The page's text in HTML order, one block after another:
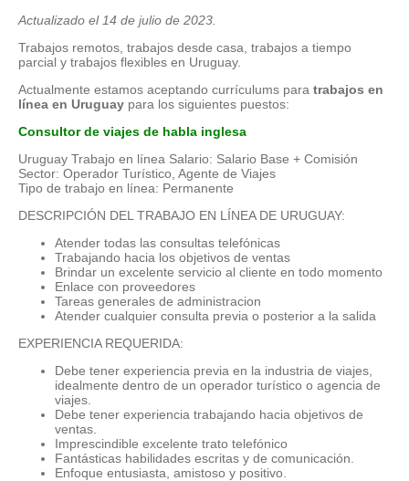
Actualizado el 14 de julio de 2023.
Trabajos remotos, trabajos desde casa, trabajos a tiempo
parcial y trabajos flexibles en Uruguay.
Actualmente estamos aceptando currículums para trabajos en
línea en Uruguay para los siguientes puestos:
Consultor de viajes de habla inglesa
Uruguay Trabajo en línea Salario: Salario Base + Comisión
Sector: Operador Turístico, Agente de Viajes
Tipo de trabajo en línea: Permanente
DESCRIPCIÓN DEL TRABAJO EN LÍNEA DE URUGUAY:
Atender todas las consultas telefónicas
Trabajando hacia los objetivos de ventas
Brindar un excelente servicio al cliente en todo momento
Enlace con proveedores
Tareas generales de administracion
Atender cualquier consulta previa o posterior a la salida
EXPERIENCIA REQUERIDA:
Debe tener experiencia previa en la industria de viajes,
idealmente dentro de un operador turístico o agencia de
viajes.
Debe tener experiencia trabajando hacia objetivos de
ventas.
Imprescindible excelente trato telefónico
Fantásticas habilidades escritas y de comunicación.
Enfoque entusiasta, amistoso y positivo.